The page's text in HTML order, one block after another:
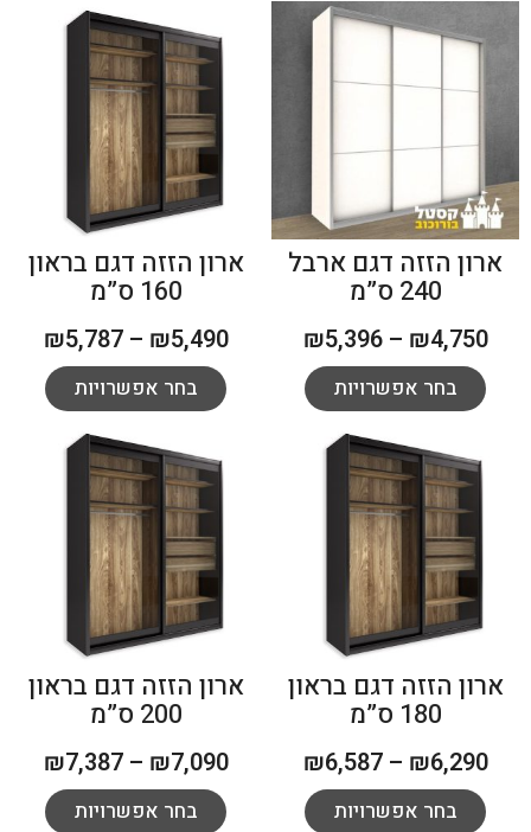
ארון הזזה דגם ארבל
240 ס”מ
₪4,750
–
₪5,396
בחר אפשרויות
ארון הזזה דגם בראון
160 ס”מ
₪5,490
–
₪5,787
בחר אפשרויות
ארון הזזה דגם בראון
180 ס”מ
₪6,290
–
₪6,587
בחר אפשרויות
ארון הזזה דגם בראון
200 ס”מ
₪7,090
–
₪7,387
בחר אפשרויות